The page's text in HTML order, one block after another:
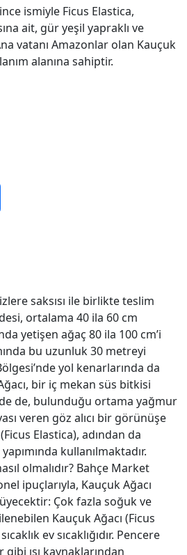
ismiyle Ficus Elastica,
ait, gür yeşil yapraklı ve
vatanı Amazonlar olan Kauçuk
alanına sahiptir.
saksısı ile birlikte teslim
ortalama 40 ila 60 cm
yetişen ağaç 80 ila 100 cm’i
bu uzunluk 30 metreyi
yol kenarlarında da
bir iç mekan süs bitkisi
de, bulunduğu ortama yağmur
veren göz alıcı bir görünüşe
Elastica), adından da
kullanılmaktadır.
olmalıdır? Bahçe Market
ipuçlarıyla, Kauçuk Ağacı
Çok fazla soğuk ve
Kauçuk Ağacı (Ficus
ev sıcaklığıdır. Pencere
ısı kaynaklarından